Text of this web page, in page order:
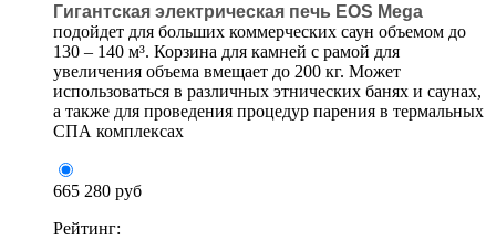
Гигантская электрическая печь EOS Mega
подойдет для больших коммерческих саун объемом до
130 – 140 м³. Корзина для камней с рамой для
увеличения объема вмещает до 200 кг. Может
использоваться в различных этнических банях и саунах,
а также для проведения процедур парения в термальных
СПА комплексах
665 280 руб
Рейтинг: